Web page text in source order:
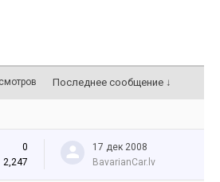
Последнее сообщение ↓
0
2,247
17 дек 2008
BavarianCar.lv